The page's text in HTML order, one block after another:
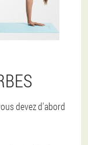
devez d'abord